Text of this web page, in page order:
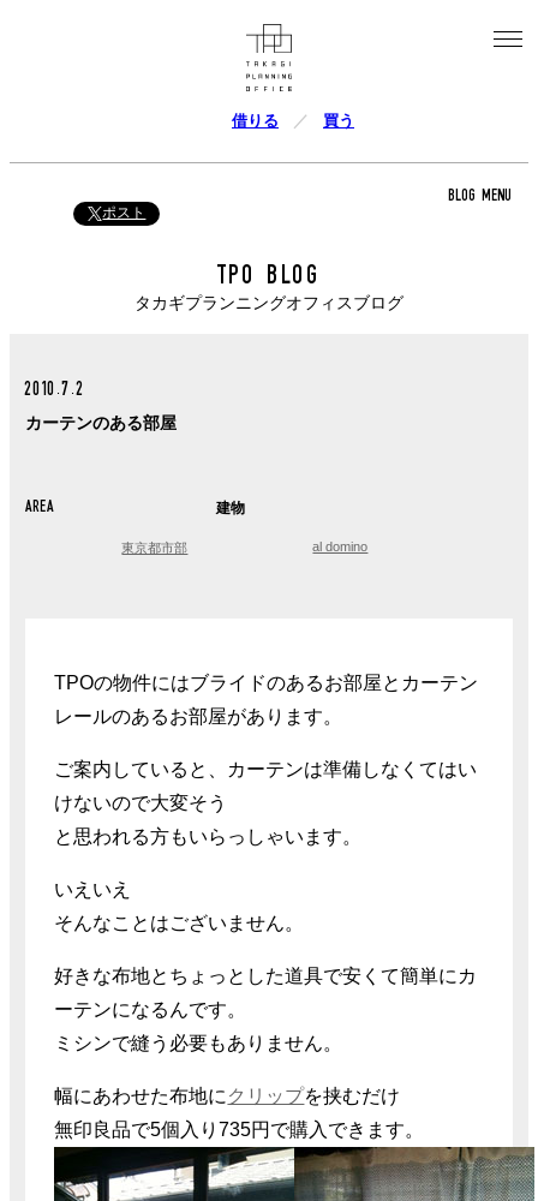
借りる 買う
ポスト
BLOG MENU
TPO BLOG
タカギプランニングオフィスブログ
2010.7.2
カーテンのある部屋
AREA
東京都市部
建物
al domino
TPOの物件にはブライドのあるお部屋とカーテン
レールのあるお部屋があります。
ご案内していると、カーテンは準備しなくてはい
けないので大変そう
と思われる方もいらっしゃいます。
いえいえ
そんなことはございません。
好きな布地とちょっとした道具で安くて簡単にカ
ーテンになるんです。
ミシンで縫う必要もありません。
幅にあわせた布地に クリップを挟むだけ
無印良品で5個入り735円で購入できます。